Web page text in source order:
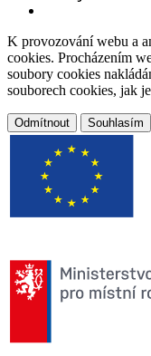
K provozování webu a
cookies. Procházením
soubory cookies
souborech cookies, jak
Odmítnout Souhlasím